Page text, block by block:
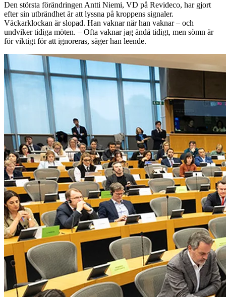
Den största förändringen Antti Niemi, VD på Revideco, har gjort
efter sin utbrändhet är att lyssna på kroppens signaler.
Väckarklockan är slopad. Han vaknar när han vaknar – och
undviker tidiga möten. – Ofta vaknar jag ändå tidigt, men sömn är
för viktigt för att ignoreras, säger han leende.